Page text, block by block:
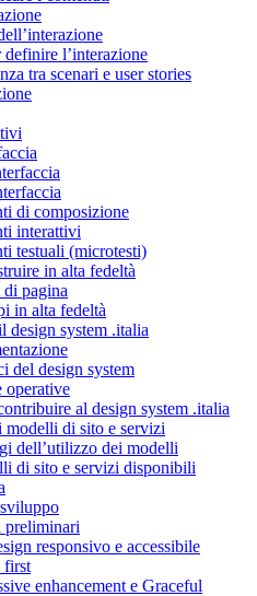
definire l’interazione
tra scenari e user stories
di composizione
interattivi
testuali (microtesti)
in alta fedeltà
pagina
in alta fedeltà
design system .italia
del design system
operative
al design system .italia
modelli di sito e servizi
dell’utilizzo dei modelli
di sito e servizi disponibili
preliminari
responsivo e accessibile
first
enhancement e Graceful